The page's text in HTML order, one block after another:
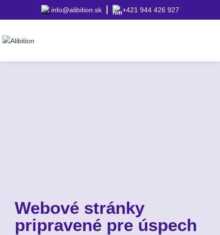
info@alibition.sk +421 944 426 927
Webové stránky
pripravené pre úspech